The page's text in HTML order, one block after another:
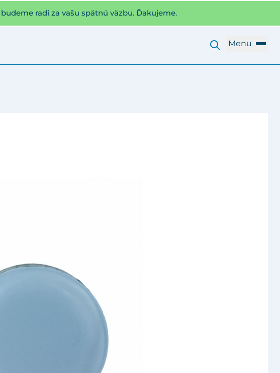
radi za vašu spätnú väzbu. Ďakujeme.
Menu